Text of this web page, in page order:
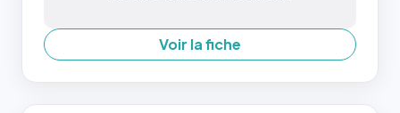
Voir la fiche